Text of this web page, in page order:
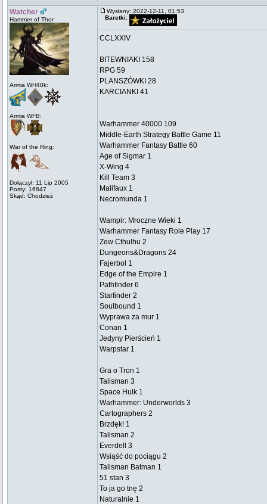
Watcher
Hammer of Thor
Armia WH40k:
Armia WFB:
War of the Ring:
Dołączył: 11 Lip 2005
Posty: 16847
Skąd: Chodzież
Wysłany: 2022-12-11, 01:53
Baretki:
CCLXXIV
BITEWNIAKI 158
RPG 59
PLANSZÓWKI 28
KARCIANKI 41
Warhammer 40000 109
Middle-Earth Strategy Battle Game 11
Warhammer Fantasy Battle 60
Age of Sigmar 1
X-Wing 4
Kill Team 3
Malifaux 1
Necromunda 1
Wampir: Mroczne Wieki 1
Warhammer Fantasy Role Play 17
Zew Cthulhu 2
Dungeons&Dragons 24
Fajerbol 1
Edge of the Empire 1
Pathfinder 6
Starfinder 2
Soulbound 1
Wyprawa za mur 1
Conan 1
Jedyny Pierścień 1
Warpstar 1
Gra o Tron 1
Talisman 3
Space Hulk 1
Warhammer: Underworlds 3
Cartographers 2
Brzdęk! 1
Talisman 2
Everdell 3
Wsiąść do pociągu 2
Talisman Batman 1
51 stan 3
To ja go tnę 2
Naturalnie 1